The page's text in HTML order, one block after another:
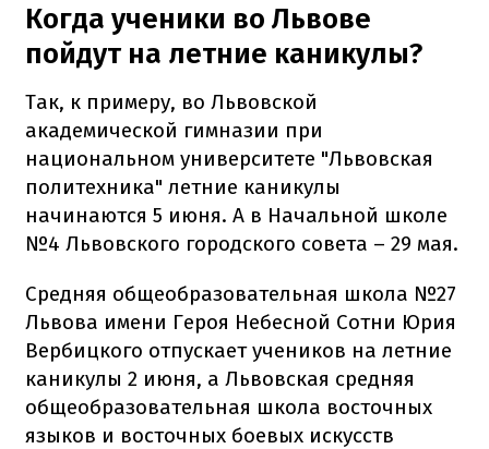
Когда ученики во Львове
пойдут на летние каникулы?
Так, к примеру, во Львовской
академической гимназии при
национальном университете "Львовская
политехника" летние каникулы
начинаются 5 июня. А в Начальной школе
№4 Львовского городского совета – 29 мая.
Средняя общеобразовательная школа №27
Львова имени Героя Небесной Сотни Юрия
Вербицкого отпускает учеников на летние
каникулы 2 июня, а Львовская средняя
общеобразовательная школа восточных
языков и восточных боевых искусств